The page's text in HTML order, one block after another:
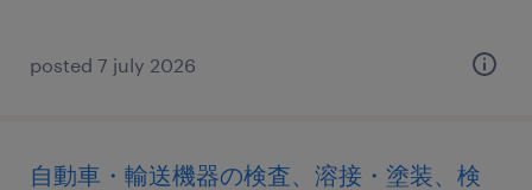
posted 7 july 2026
自動車・輸送機器の検査、溶接・塗装、検